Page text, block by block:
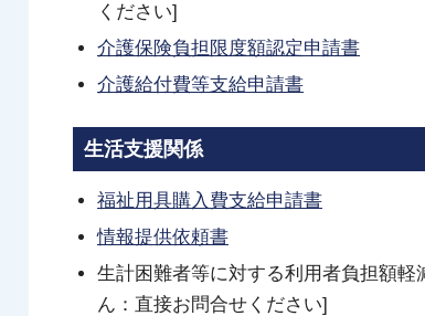
ください]
介護保険負担限度額認定申請書
介護給付費等支給申請書
生活支援関係
福祉用具購入費支給申請書
情報提供依頼書
生計困難者等に対する利用者負担額
ん：直接お問合せください]